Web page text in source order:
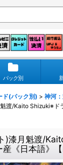
パック別
ド(パック別) > 神河
渡/Kaito Shizuki※ド
)漆月魁渡/
《日本語》【